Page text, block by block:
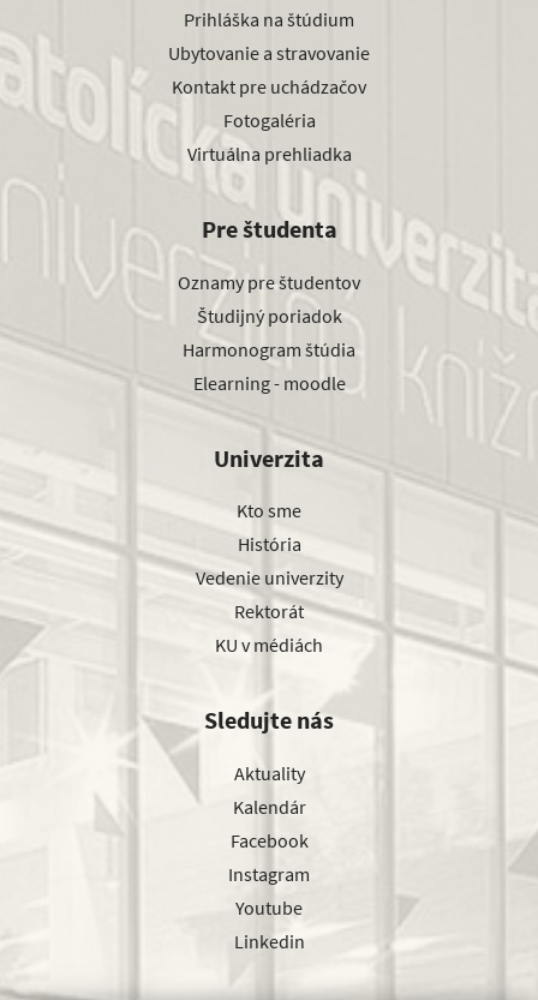
Prihláška na štúdium
Ubytovanie a stravovanie
Kontakt pre uchádzačov
Fotogaléria
Virtuálna prehliadka
Pre študenta
Oznamy pre študentov
Študijný poriadok
Harmonogram štúdia
Elearning - moodle
Univerzita
Kto sme
História
Vedenie univerzity
Rektorát
KU v médiách
Sledujte nás
Aktuality
Kalendár
Facebook
Instagram
Youtube
Linkedin